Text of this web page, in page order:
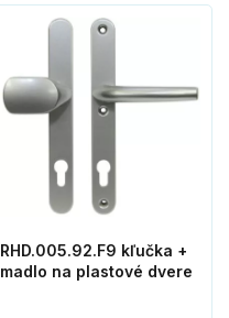
RHD.005.92.F9 kľučka +
madlo na plastové dvere